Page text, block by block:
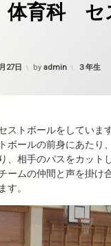
体育科 セ
27日 by admin カテゴリ
３年生
ストボールをしていま
ボールの前身にあたり
、相手のパスをカット
ームの仲間と声を掛け
す。